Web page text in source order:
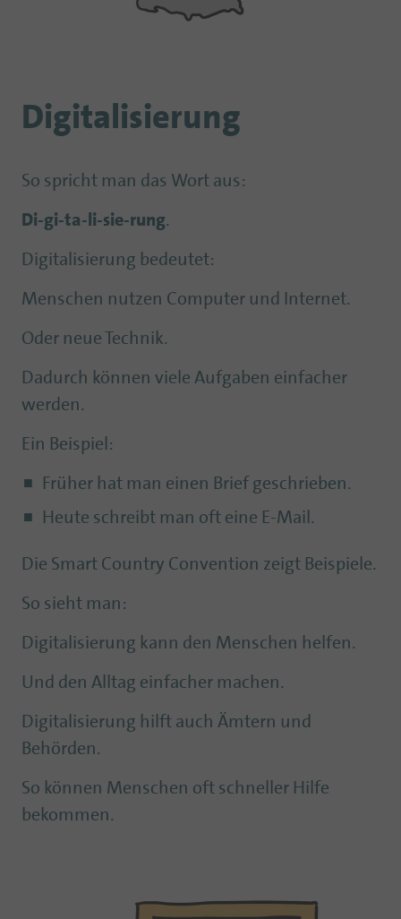
Digitalisierung
So spricht man das Wort aus:
Di-gi-ta-li-sie-rung.
Digitalisierung bedeutet:
Menschen nutzen Computer und Internet.
Oder neue Technik.
Dadurch können viele Aufgaben einfacher
werden.
Ein Beispiel:
Früher hat man einen Brief geschrieben.
Heute schreibt man oft eine E-Mail.
Die Smart Country Convention zeigt Beispiele.
So sieht man:
Digitalisierung kann den Menschen helfen.
Und den Alltag einfacher machen.
Digitalisierung hilft auch Ämtern und
Behörden.
So können Menschen oft schneller Hilfe
bekommen.